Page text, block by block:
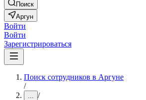
Поиск
Аргун
Войти
Войти
Зарегистрироваться
Поиск сотрудников в Аргуне
/
... /